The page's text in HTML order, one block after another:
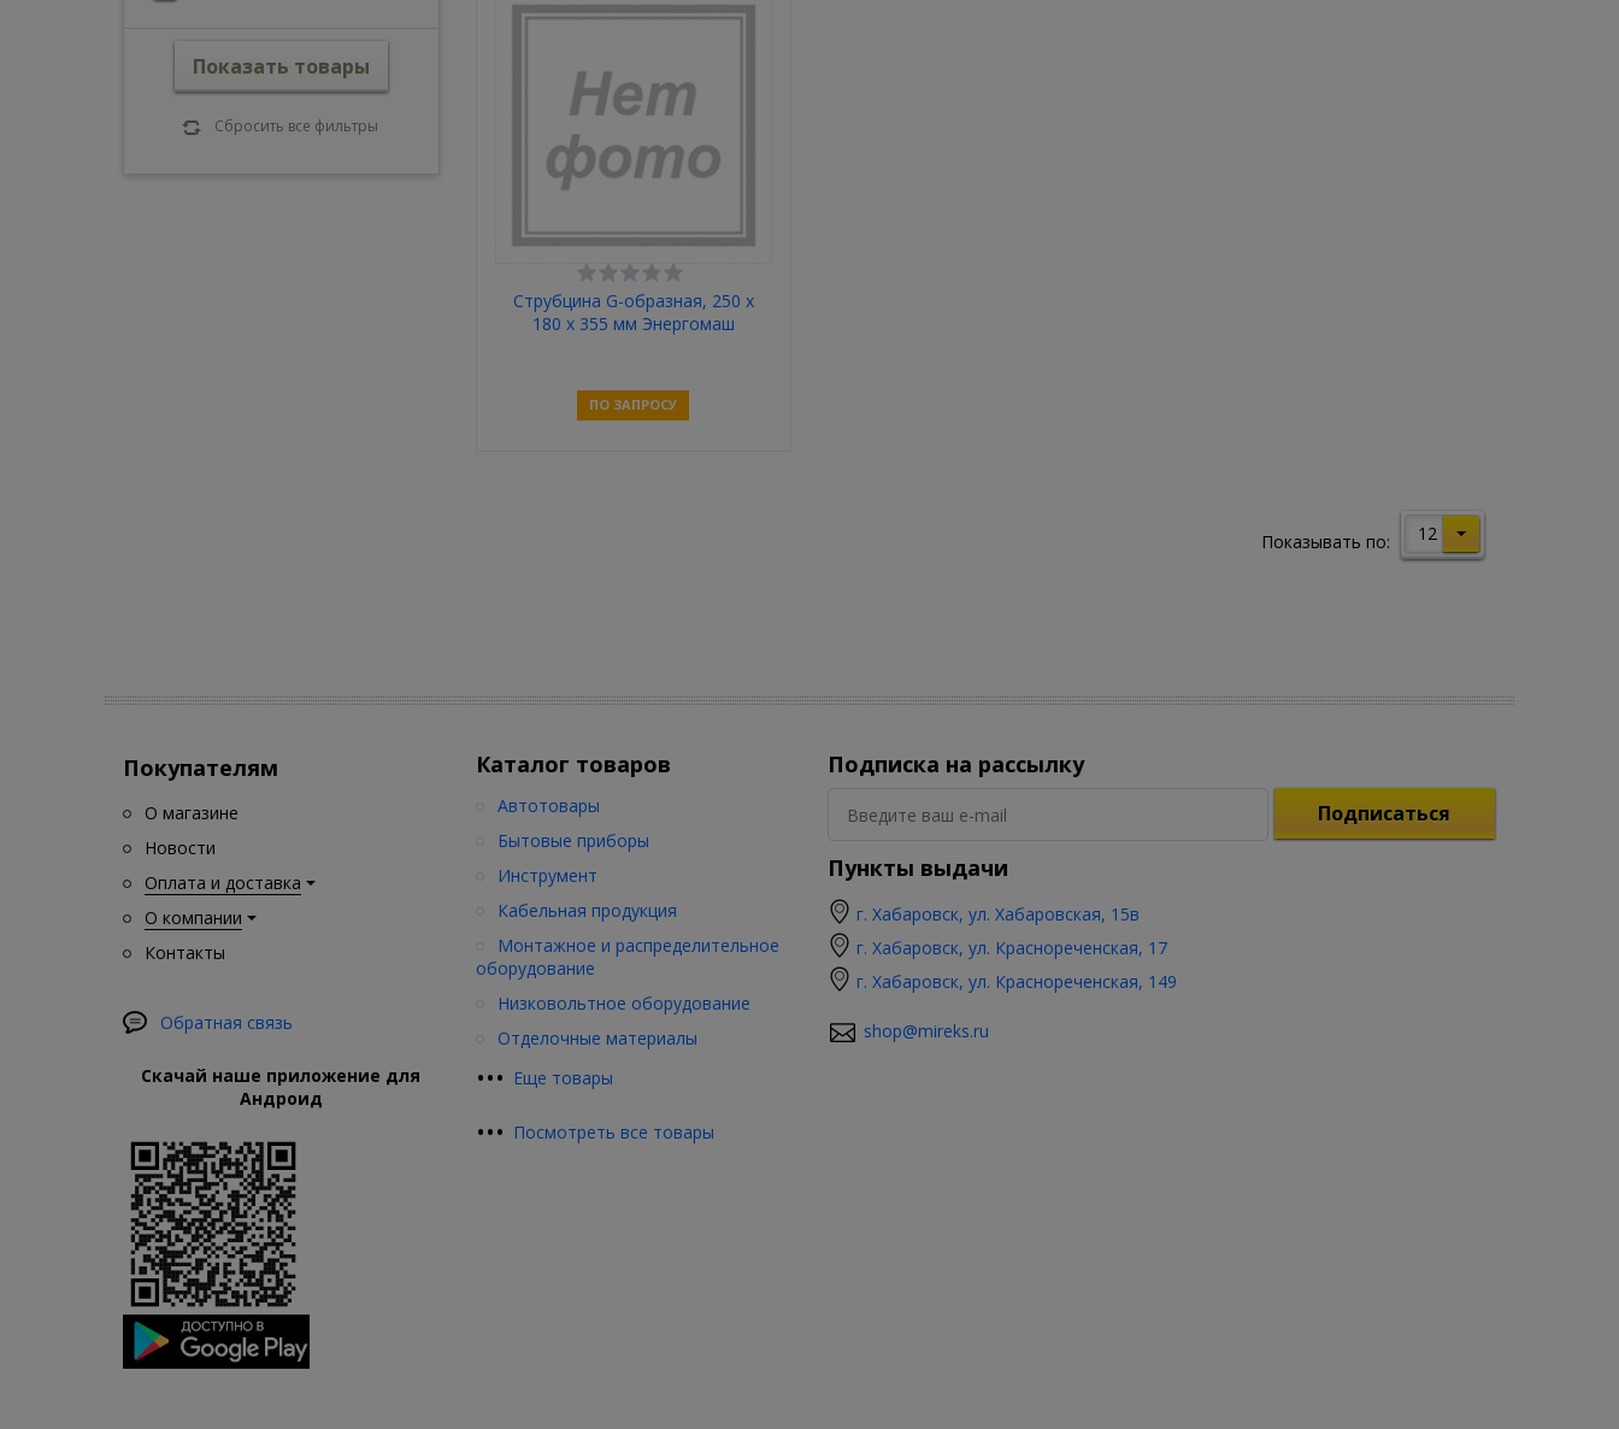
Показать товары
Сбросить все фильтры
Струбцина G-образная, 250 х
180 х 355 мм Энергомаш
ПО ЗАПРОСУ
Показывать по: 12
Покупателям
О магазине
Новости
Оплата и доставка
О компании
Контакты
Обратная связь
Скачай наше приложение для
Андроид
Каталог товаров
••• Еще товары
Автотовары
Бытовые приборы
Инструмент
Кабельная продукция
Монтажное и распределительное
оборудование
Низковольтное оборудование
Отделочные материалы
••• Посмотреть все товары
Подписка на рассылку
Подписаться
Пункты выдачи
г. Хабаровск, ул. Хабаровская, 15в
г. Хабаровск, ул. Краснореченская, 17
г. Хабаровск, ул. Краснореченская, 149
shop@mireks.ru